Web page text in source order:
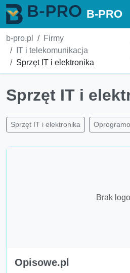
B-PRO
b-pro.pl
Firmy
IT i telekomunikacja
Sprzęt IT i elektronika
Sprzęt IT i
Sprzęt IT i elektronika
Brak logo
Opisowe.pl